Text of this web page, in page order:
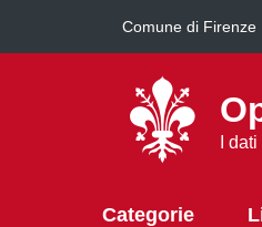
Comune di Firenze
I
Categorie